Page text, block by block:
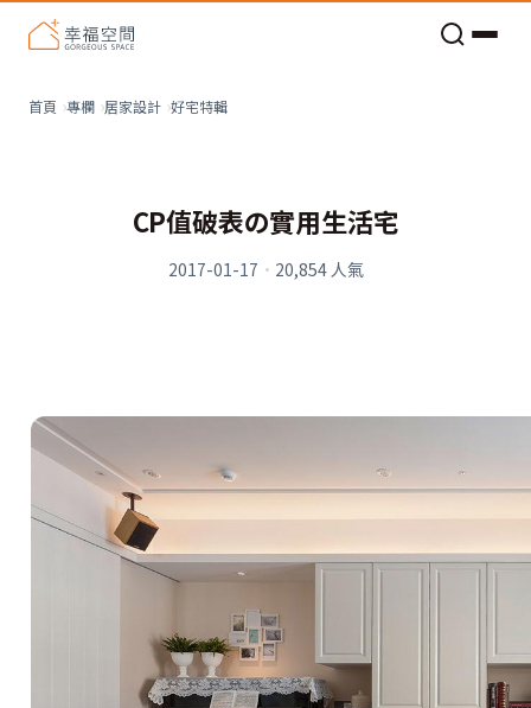
首頁 專欄 居家設計 好宅特輯
CP值破表の實用生活宅
2017-01-17 · 20,854人氣